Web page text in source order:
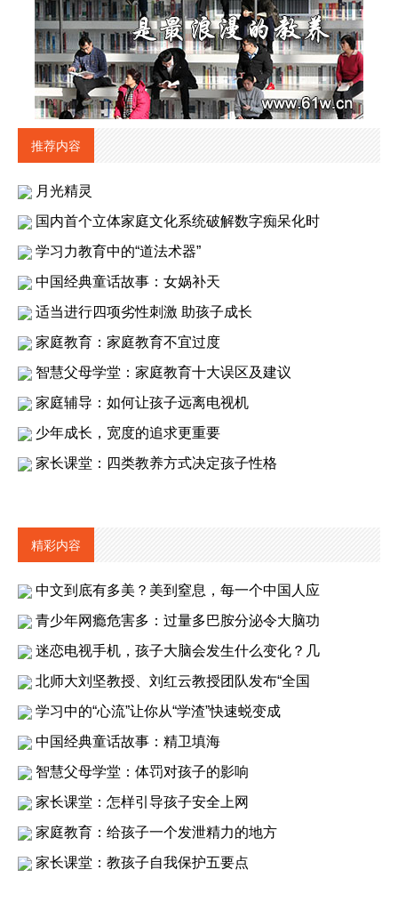
推荐内容
月光精灵
国内首个立体家庭文化系统破解数字痴呆化时
学习力教育中的“道法术器”
中国经典童话故事：女娲补天
适当进行四项劣性刺激 助孩子成长
家庭教育：家庭教育不宜过度
智慧父母学堂：家庭教育十大误区及建议
家庭辅导：如何让孩子远离电视机
少年成长，宽度的追求更重要
家长课堂：四类教养方式决定孩子性格
精彩内容
中文到底有多美？美到窒息，每一个中国人应
青少年网瘾危害多：过量多巴胺分泌令大脑功
迷恋电视手机，孩子大脑会发生什么变化？几
北师大刘坚教授、刘红云教授团队发布“全国
学习中的“心流”让你从“学渣”快速蜕变成
中国经典童话故事：精卫填海
智慧父母学堂：体罚对孩子的影响
家长课堂：怎样引导孩子安全上网
家庭教育：给孩子一个发泄精力的地方
家长课堂：教孩子自我保护五要点